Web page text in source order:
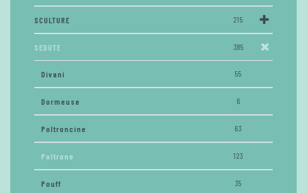
SCULTURE 215
SEDUTE 385
Divani 55
Dormeuse 6
Poltroncine 63
Poltrone 123
Pouff 35